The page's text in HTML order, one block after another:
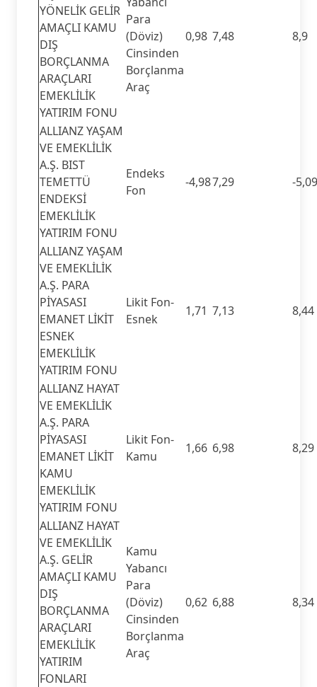
YÖNELİK GELİR
AMAÇLI KAMU
DIŞ
BORÇLANMA
ARAÇLARI
EMEKLİLİK
YATIRIM FONU
Para
(Döviz)
Cinsinden
Borçlanma
Araç
0,98 7,48 8,9
ALLIANZ YAŞAM
VE EMEKLİLİK
A.Ş. BIST
TEMETTÜ
ENDEKSİ
EMEKLİLİK
YATIRIM FONU
Endeks
Fon
-4,987,29 -5,09
ALLIANZ YAŞAM
VE EMEKLİLİK
A.Ş. PARA
PİYASASI
EMANET LİKİT
ESNEK
EMEKLİLİK
YATIRIM FONU
Likit Fon-
Esnek
1,71 7,13 8,44
ALLIANZ HAYAT
VE EMEKLİLİK
A.Ş. PARA
PİYASASI
EMANET LİKİT
KAMU
EMEKLİLİK
YATIRIM FONU
Likit Fon-
Kamu
1,66 6,98 8,29
ALLIANZ HAYAT
VE EMEKLİLİK
A.Ş. GELİR
AMAÇLI KAMU
DIŞ
BORÇLANMA
ARAÇLARI
EMEKLİLİK
YATIRIM
FONLARI
Kamu
Yabancı
Para
(Döviz)
Cinsinden
Borçlanma
Araç
0,62 6,88 8,34